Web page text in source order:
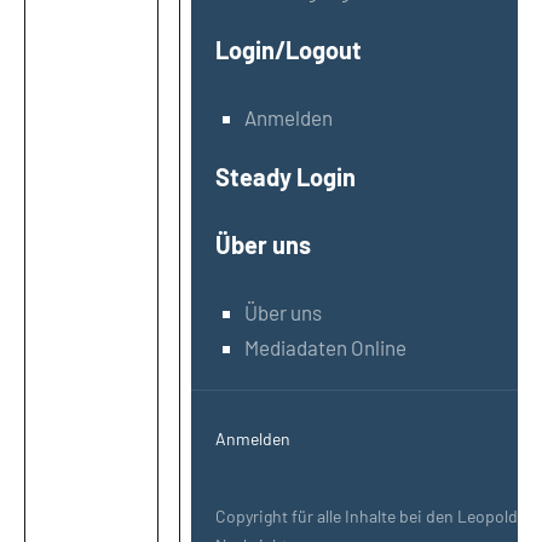
Login/Logout
Anmelden
Steady Login
Über uns
Über uns
Mediadaten Online
Anmelden
Copyright für alle Inhalte bei den